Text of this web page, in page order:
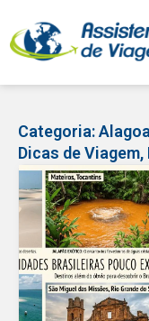
Categoria:
Dicas de Viagem,